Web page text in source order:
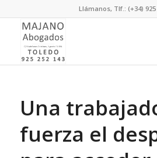
Llámanos, Tlf.: (+34) 925
Una
fuerza el